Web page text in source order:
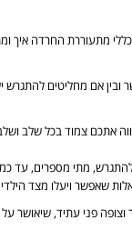
מתעוררת החרדה איך
אם מחליטים להתגרש
אתכם צמוד בכל שלב
להתגרש, מתי מספרים, עד
שאפשר ויעלו מצד
וצופה פני עתיד, שיאושר